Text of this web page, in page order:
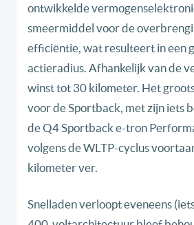
ontwikkelde
smeermiddel voor de
efficiëntie, wat resulteert in een
actieradius. Afhankelijk van de
winst tot 30 kilometer. Het
voor de Sportback, met zijn iets
de Q4 Sportback e-tron
volgens de WLTP-cyclus
kilometer ver.
Snelladen verloopt eveneens